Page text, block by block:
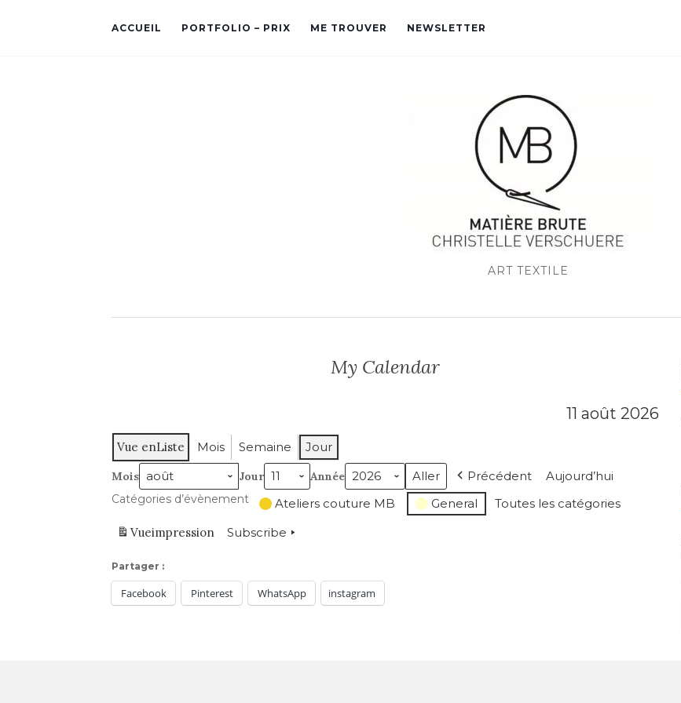
ACCUEIL PORTFOLIO – PRIX ME TROUVER NEWSLETTER
ART TEXTILE
My Calendar
11 août 2026
Vue enListe Mois Semaine Jour
Mois Jour Année Précédent Aujourd’hui
Catégories d’évènement Ateliers couture MB General
Toutes les catégories
Vueimpression Subscribe
Partager :
Facebook Pinterest WhatsApp instagram